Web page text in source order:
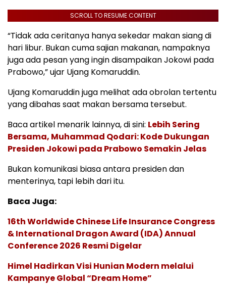
SCROLL TO RESUME CONTENT
“Tidak ada ceritanya hanya sekedar makan siang di
hari libur. Bukan cuma sajian makanan, nampaknya
juga ada pesan yang ingin disampaikan Jokowi pada
Prabowo,” ujar Ujang Komaruddin.
Ujang Komaruddin juga melihat ada obrolan tertentu
yang dibahas saat makan bersama tersebut.
Baca artikel menarik lainnya, di sini: Lebih Sering
Bersama, Muhammad Qodari: Kode Dukungan
Presiden Jokowi pada Prabowo Semakin Jelas
Bukan komunikasi biasa antara presiden dan
menterinya, tapi lebih dari itu.
Baca Juga:
16th Worldwide Chinese Life Insurance Congress
& International Dragon Award (IDA) Annual
Conference 2026 Resmi Digelar
Himel Hadirkan Visi Hunian Modern melalui
Kampanye Global “Dream Home”